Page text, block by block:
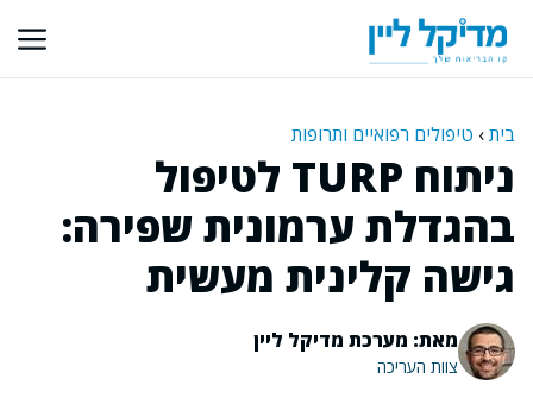
לתוכן
בית› טיפולים רפואיים ותרופות
ניתוח TURP לטיפול
בהגדלת ערמונית שפירה:
גישה קלינית מעשית
מאת: מערכת מדיקל ליין
צוות העריכה